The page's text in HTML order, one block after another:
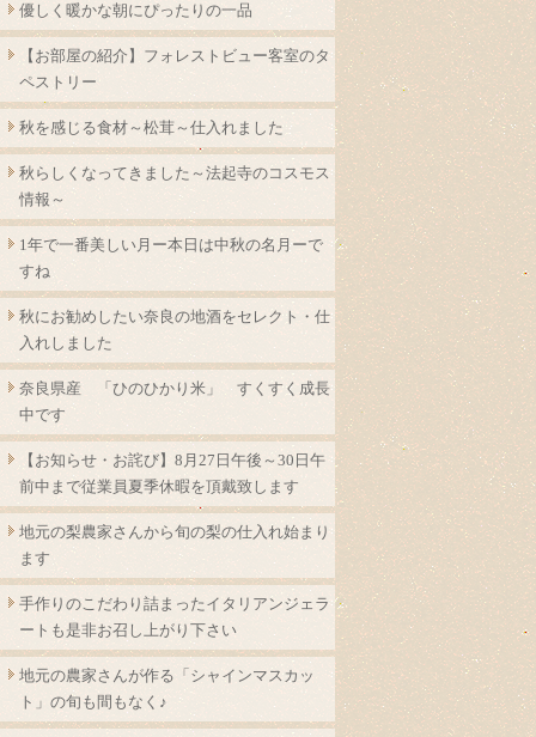
優しく暖かな朝にぴったりの一品
【お部屋の紹介】フォレストビュー客室のタ
ペストリー
秋を感じる食材～松茸～仕入れました
秋らしくなってきました～法起寺のコスモス
情報～
1年で一番美しい月ー本日は中秋の名月ーで
すね
秋にお勧めしたい奈良の地酒をセレクト・仕
入れしました
奈良県産 「ひのひかり米」 すくすく成長
中です
【お知らせ・お詫び】8月27日午後～30日午
前中まで従業員夏季休暇を頂戴致します
地元の梨農家さんから旬の梨の仕入れ始まり
ます
手作りのこだわり詰まったイタリアンジェラ
ートも是非お召し上がり下さい
地元の農家さんが作る「シャインマスカッ
ト」の旬も間もなく♪